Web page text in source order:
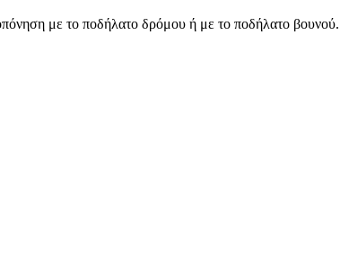
με το ποδήλατο δρόμου ή με το ποδήλατο